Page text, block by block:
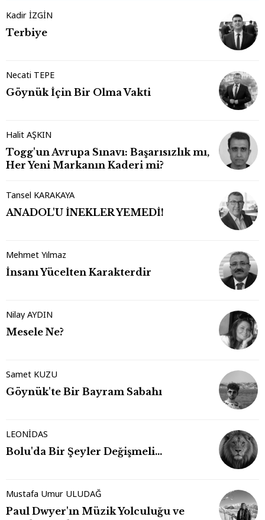
Kadir İZGİN
Terbiye
Necati TEPE
Göynük İçin Bir Olma Vakti
Halit AŞKIN
Togg'un Avrupa Sınavı: Başarısızlık mı,
Her Yeni Markanın Kaderi mi?
Tansel KARAKAYA
ANADOL'U İNEKLER YEMEDİ!
Mehmet Yılmaz
İnsanı Yücelten Karakterdir
Nilay AYDIN
Mesele Ne?
Samet KUZU
Göynük'te Bir Bayram Sabahı
LEONİDAS
Bolu'da Bir Şeyler Değişmeli…
Mustafa Umur ULUDAĞ
Paul Dwyer'ın Müzik Yolculuğu ve